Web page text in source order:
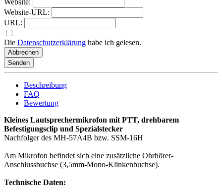
Website-URL:
URL:
Die Datenschutzerklärung habe ich gelesen.
Abbrechen
Senden
Beschreibung
FAQ
Bewertung
Kleines Lautsprechermikrofon mit PTT, drehbarem
Befestigungsclip und Spezialstecker
Nachfolger des MH-57A4B bzw. SSM-16H
Am Mikrofon befindet sich eine zusätzliche Ohrhörer-
Anschlussbuchse (3,5mm-Mono-Klinkenbuchse).
Technische Daten: